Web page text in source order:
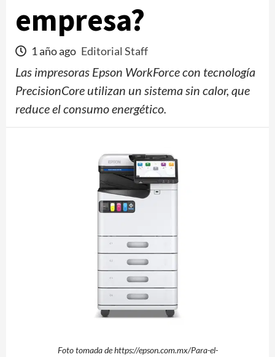
empresa?
1 año ago Editorial Staff
Las impresoras Epson WorkForce con tecnología
PrecisionCore utilizan un sistema sin calor, que
reduce el consumo energético.
Foto tomada de https://epson.com.mx/Para-el-